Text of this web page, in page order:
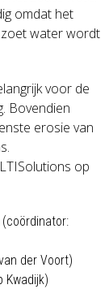
omdat het
water wordt
voor de
Bovendien
erosie van
op
der Voort)
Kwadijk)